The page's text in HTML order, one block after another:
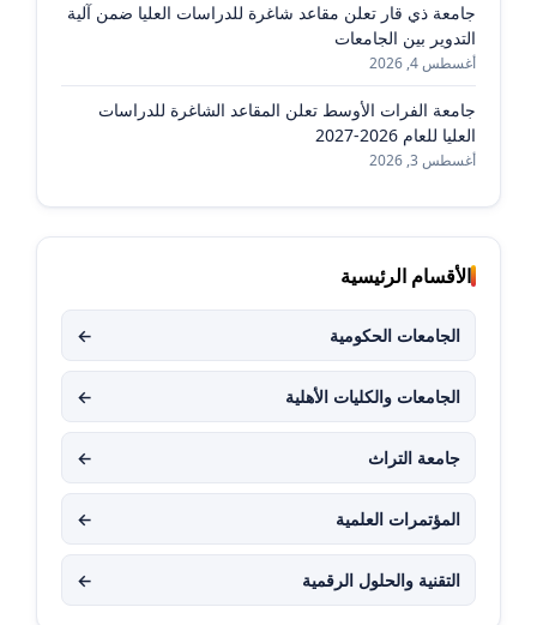
جامعة ذي قار تعلن مقاعد شاغرة للدراسات العليا ضمن آلية
التدوير بين الجامعات
أغسطس 4, 2026
جامعة الفرات الأوسط تعلن المقاعد الشاغرة للدراسات
العليا للعام 2026-2027
أغسطس 3, 2026
الأقسام الرئيسية
الجامعات الحكومية ←
الجامعات والكليات الأهلية ←
جامعة التراث ←
المؤتمرات العلمية ←
التقنية والحلول الرقمية ←